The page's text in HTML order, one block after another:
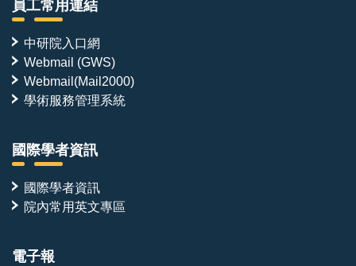
員工常用連結
中研院入口網
Webmail (GWS)
Webmail(Mail2000)
學術服務管理系統
國際學者資訊
國際學者資訊
院內常用英文專區
電子報